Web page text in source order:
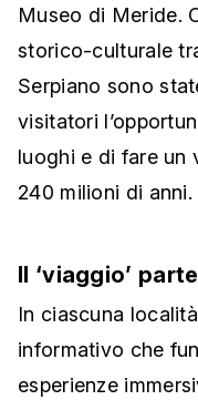
Museo di Meride.
storico-culturale
Serpiano sono
visitatori
luoghi e di fare un
240 milioni di anni.
Il ‘viaggio’
In ciascuna
informativo che
esperienze